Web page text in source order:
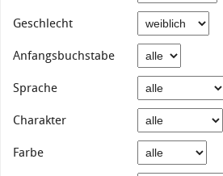
Geschlecht
Anfangsbuchstabe
Sprache
Charakter
Farbe